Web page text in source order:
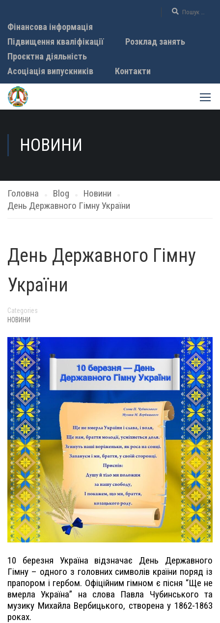
Фінансова інформація
Підвищення кваліфікації
Розклад занять
Проєктна діяльність
Асоціація випускників
Контакти
НОВИНИ
Головна Blog
Новини
День Державного Гімну України
День Державного Гімну
України
Categories
НОВИНИ
10 березня Україна відзначає День Державного
Гімну – одного з головних символів країни поряд із
прапором і гербом. Офіційним гімном є пісня “Ще не
вмерла Україна” на слова Павла Чубинського та
музику Михайла Вербицького, створена у 1862-1863
роках.